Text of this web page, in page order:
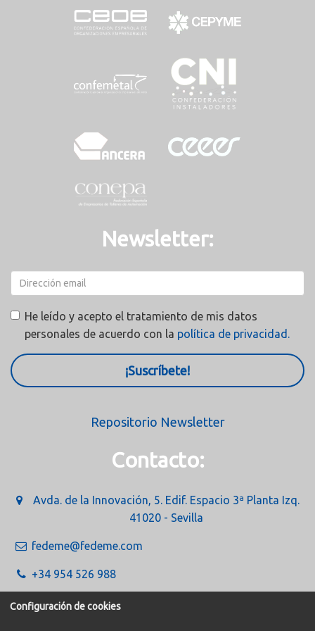
Newsletter:
He leído y acepto el tratamiento de mis datos
personales de acuerdo con la política de privacidad.
¡Suscríbete!
Repositorio Newsletter
Contacto:
Avda. de la Innovación, 5. Edif. Espacio 3ª Planta Izq.
41020 - Sevilla
fedeme@fedeme.com
+34 954 526 988
Configuración de cookies